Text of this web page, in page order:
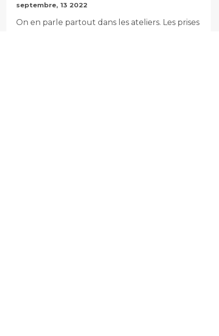
septembre, 13 2022
On en parle partout dans les ateliers. Les prises